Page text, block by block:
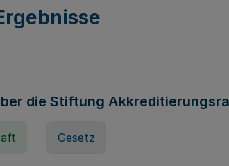
die Stiftung
Gesetz